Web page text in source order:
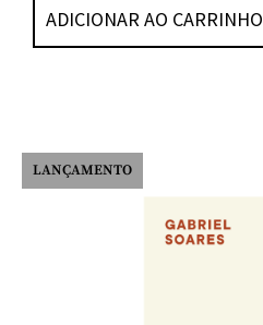
ADICIONAR AO CARRINHO
LANÇAMENTO